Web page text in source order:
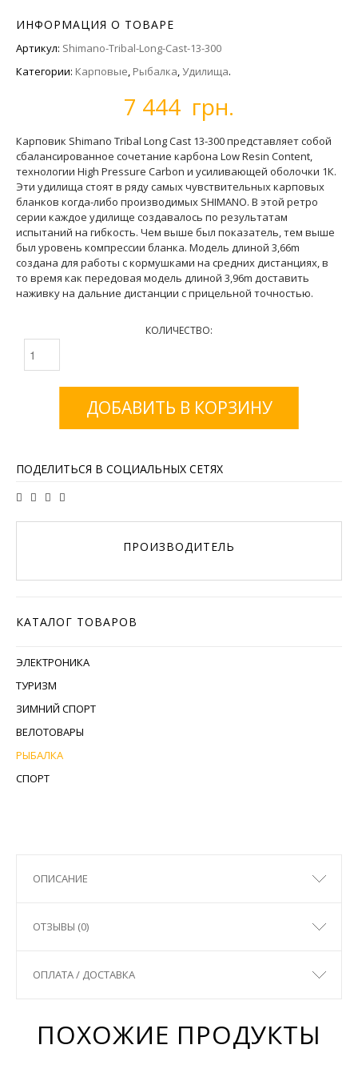
ИНФОРМАЦИЯ О ТОВАРЕ
Артикул: Shimano-Tribal-Long-Cast-13-300
Категории: Карповые, Рыбалка,Удилища.
7 444 грн.
Карповик Shimano Tribal Long Cast 13-300 представляет собой
сбалансированное сочетание карбона Low Resin Content,
технологии High Pressure Carbon и усиливающей оболочки 1К.
Эти удилища стоят в ряду самых чувствительных карповых
бланков когда-либо производимых SHIMANO. В этой ретро
серии каждое удилище создавалось по результатам
испытаний на гибкость. Чем выше был показатель, тем выше
был уровень компрессии бланка. Модель длиной 3,66m
создана для работы с кормушками на средних дистанциях, в
то время как передовая модель длиной 3,96m доставить
наживку на дальние дистанции с прицельной точностью.
КОЛИЧЕСТВО:
ДОБАВИТЬ В КОРЗИНУ
ПОДЕЛИТЬСЯ В СОЦИАЛЬНЫХ СЕТЯХ
ПРОИЗВОДИТЕЛЬ
КАТАЛОГ ТОВАРОВ
ЭЛЕКТРОНИКА
ТУРИЗМ
ЗИМНИЙ СПОРТ
ВЕЛОТОВАРЫ
РЫБАЛКА
СПОРТ
ОПИСАНИЕ
ОТЗЫВЫ (0)
ОПЛАТА / ДОСТАВКА
ПОХОЖИЕ ПРОДУКТЫ